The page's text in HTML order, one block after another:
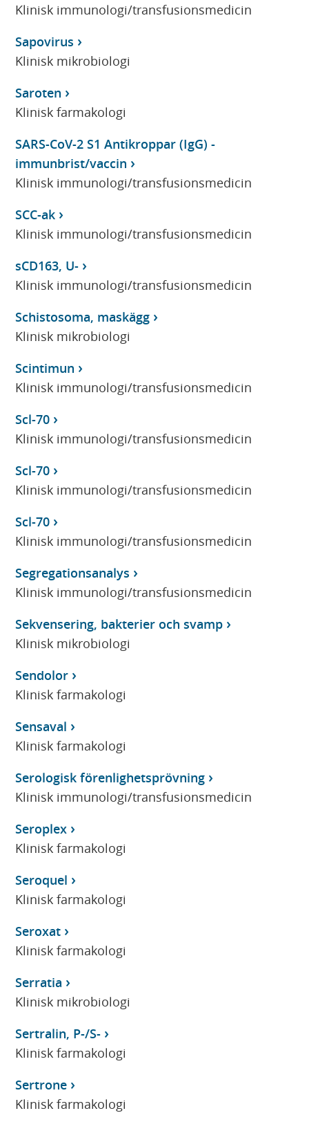
Klinisk immunologi/transfusionsmedicin
Sapovirus
Klinisk mikrobiologi
Saroten
Klinisk farmakologi
SARS-CoV-2 S1 Antikroppar (IgG) -
immunbrist/vaccin
Klinisk immunologi/transfusionsmedicin
SCC-ak
Klinisk immunologi/transfusionsmedicin
sCD163, U-
Klinisk immunologi/transfusionsmedicin
Schistosoma, maskägg
Klinisk mikrobiologi
Scintimun
Klinisk immunologi/transfusionsmedicin
Scl-70
Klinisk immunologi/transfusionsmedicin
Scl-70
Klinisk immunologi/transfusionsmedicin
Scl-70
Klinisk immunologi/transfusionsmedicin
Segregationsanalys
Klinisk immunologi/transfusionsmedicin
Sekvensering, bakterier och svamp
Klinisk mikrobiologi
Sendolor
Klinisk farmakologi
Sensaval
Klinisk farmakologi
Serologisk förenlighetsprövning
Klinisk immunologi/transfusionsmedicin
Seroplex
Klinisk farmakologi
Seroquel
Klinisk farmakologi
Seroxat
Klinisk farmakologi
Serratia
Klinisk mikrobiologi
Sertralin, P-/S-
Klinisk farmakologi
Sertrone
Klinisk farmakologi